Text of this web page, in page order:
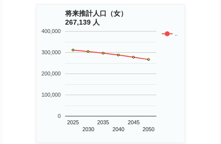
将来推計人口（女）
267,139 人
..
2025
2030
2035
2040
2045
2050
0
100,000
200,000
300,000
400,000